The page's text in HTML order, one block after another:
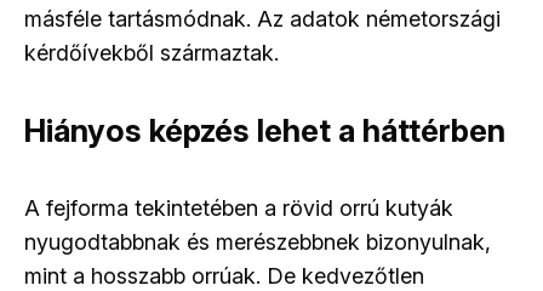
másféle tartásmódnak. Az adatok németországi
kérdőívekből származtak.
Hiányos képzés lehet a háttérben
A fejforma tekintetében a rövid orrú kutyák
nyugodtabbnak és merészebbnek bizonyulnak,
mint a hosszabb orrúak. De kedvezőtlen